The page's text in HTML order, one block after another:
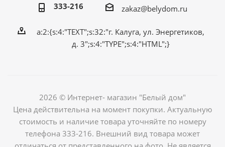
333-216 zakaz@belydom.ru
a:2:{s:4:"TEXT";s:32:"г. Калуга, ул. Энергетиков,
д. 3";s:4:"TYPE";s:4:"HTML";}
2026 © Интернет- магазин "Белый дом"
Цена действительна на момент покупки. Актуальную
стоимость и наличие товара уточняйте по номеру
телефона 333-216. Внешний вид товара может